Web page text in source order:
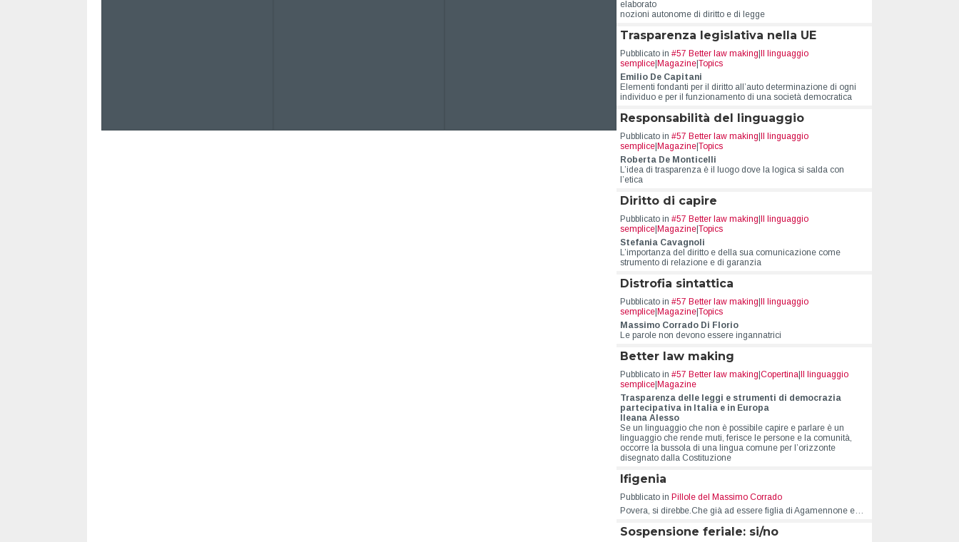
elaborato
nozioni autonome di diritto e di legge
Trasparenza legislativa nella UE
Pubblicato in #57 Better law making
Il linguaggio
semplice| Magazine| Topics
Emilio De Capitani
Elementi fondanti per il diritto all’auto determinazione di ogni
individuo e per il funzionamento di una società democratica
Responsabilità del linguaggio
Pubblicato in #57 Better law making
Il linguaggio
semplice| Magazine| Topics
Roberta De Monticelli
L’idea di trasparenza è il luogo dove la logica si salda con
l’etica
Diritto di capire
Pubblicato in #57 Better law making
Il linguaggio
semplice| Magazine| Topics
Stefania Cavagnoli
L’importanza del diritto e della sua comunicazione come
strumento di relazione e di garanzia
Distrofia sintattica
Pubblicato in #57 Better law making
Il linguaggio
semplice| Magazine| Topics
Massimo Corrado Di Florio
Le parole non devono essere ingannatrici
Better law making
Pubblicato in #57 Better law making Copertina|
Il linguaggio
semplice| Magazine
Trasparenza delle leggi e strumenti di democrazia
partecipativa in Italia e in Europa
Ileana Alesso
Se un linguaggio che non è possibile capire e parlare è un
linguaggio che rende muti, ferisce le persone e la comunità,
occorre la bussola di una lingua comune per l’orizzonte
disegnato dalla Costituzione
Ifigenia
Pubblicato in Pillole del Massimo Corrado
Povera, si direbbe.Che già ad essere figlia di Agamennone e…
Sospensione feriale: si/no